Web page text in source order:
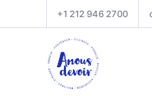
+1 212 946 2700